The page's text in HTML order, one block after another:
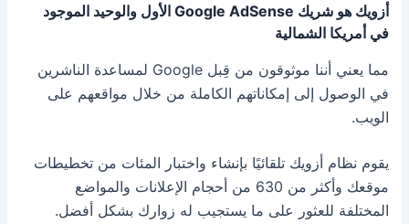
أزويك هو شريك Google AdSense الأول والوحيد الموجود
في أمريكا الشمالية
مما يعني أننا موثوقون من قِبل Google لمساعدة الناشرين
في الوصول إلى إمكاناتهم الكاملة من خلال مواقعهم على
الويب.
يقوم نظام أزويك تلقائيًا بإنشاء واختبار المئات من تخطيطات
موقعك وأكثر من 630 من أحجام الإعلانات والمواضع
المختلفة للعثور على ما يستجيب له زوارك بشكل أفضل.